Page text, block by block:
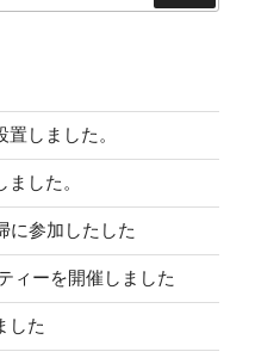
しました。
した。
参加したした
ィーを開催しました
した